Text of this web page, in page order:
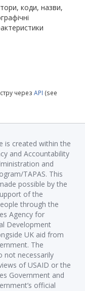
коди, назви,
через API (see
is created within the
and Accountability
and
TAPAS. This
possible by the
of the
through the
Agency for
Development
UK aid from
The
not necessarily
of USAID or the
Government and
official